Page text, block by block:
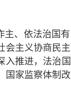
主、依法治国有
会主义协商民主
入推进，
法治国
国家监察体制改